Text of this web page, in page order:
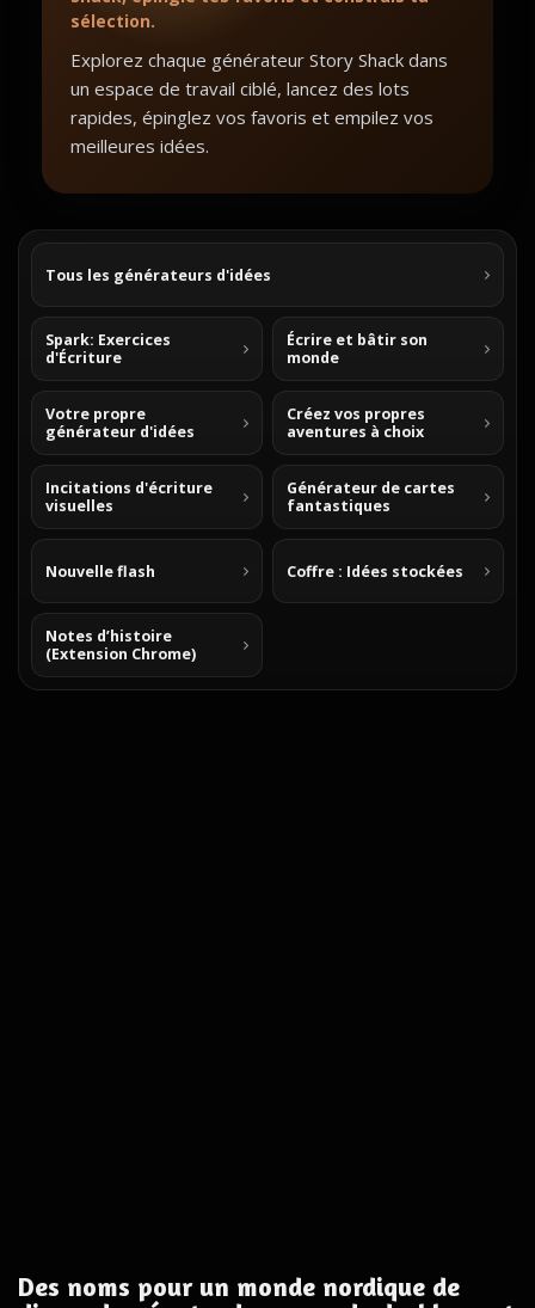
sélection.
Explorez chaque générateur Story Shack dans
un espace de travail ciblé, lancez des lots
rapides, épinglez vos favoris et empilez vos
meilleures idées.
Tous les générateurs d'idées
Spark: Exercices
d'Écriture
Écrire et bâtir son
monde
Votre propre
générateur d'idées
Créez vos propres
aventures à choix
Incitations d'écriture
visuelles
Générateur de cartes
fantastiques
Nouvelle flash Coffre : Idées stockées
Notes d’histoire
(Extension Chrome)
Des noms pour un monde nordique de